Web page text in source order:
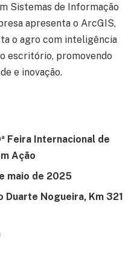
Sistemas de Informação
apresenta o ArcGIS,
o agro com inteligência
escritório, promovendo
e inovação.
Feira Internacional de
Ação
maio de 2025
Duarte Nogueira, Km 321